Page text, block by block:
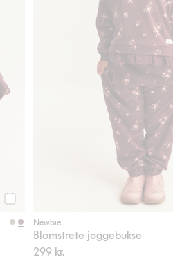
Newbie
Blomstrete joggebukse
299 kr.